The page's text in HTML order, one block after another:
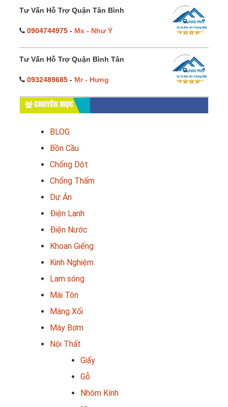
Tư Vấn Hỗ Trợ Quận Tân Bình
0904744975 - Ms - Như Ý
Tư Vấn Hỗ Trợ Quận Bình Tân
0932489685 - Mr - Hưng
CHUYÊN MỤC
BLOG
Bồn Cầu
Chống Dột
Chống Thấm
Dự Án
Điện Lạnh
Điện Nước
Khoan Giếng
Kinh Nghiệm
Lam sóng
Mái Tôn
Máng Xối
Máy Bơm
Nội Thất
Giấy
Gỗ
Nhôm Kính